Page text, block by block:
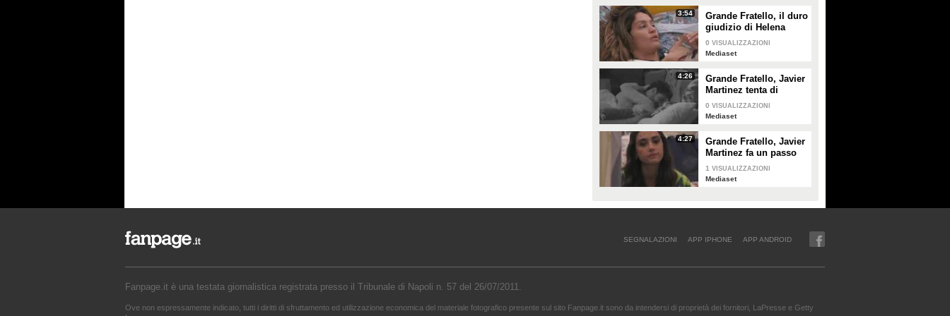
3:54
Grande Fratello, il duro
giudizio di Helena
Prestes su Zeudi Di
Palma e Javier
0 VISUALIZZAZIONI
Mediaset
4:26
Grande Fratello, Javier
Martinez tenta di
confortare Zeudi Di
Palma
0 VISUALIZZAZIONI
Mediaset
4:27
Grande Fratello, Javier
Martinez fa un passo
indietro con Zeudi Di
Palma
1 VISUALIZZAZIONI
Mediaset
SEGNALAZIONI APP IPHONE APP ANDROID
Fanpage.it è una testata giornalistica registrata presso il Tribunale di Napoli n. 57 del 26/07/2011.
Ove non espressamente indicato, tutti i diritti di sfruttamento ed utilizzazione economica del materiale fotografico presente sul sito Fanpage.it sono da intendersi di proprietà dei fornitori, LaPresse e Getty